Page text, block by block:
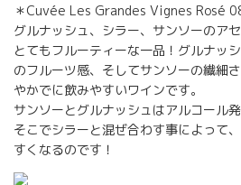
＊Cuvée Les Grandes Vignes Rosé
グルナッシュ、シラー、サンソーのア
とてもフルーティーな一品！グルナッ
のフルーツ感、そしてサンソーの繊細
やかでに飲みやすいワインです。
サンソーとグルナッシュはアルコール
そこでシラーと混ぜ合わす事によって
すくなるのです！